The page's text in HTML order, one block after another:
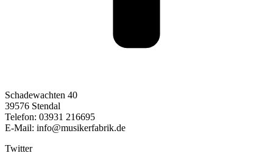
Schadewachten 40
39576 Stendal
Telefon: 03931 216695
E-Mail: info@musikerfabrik.de
Twitter